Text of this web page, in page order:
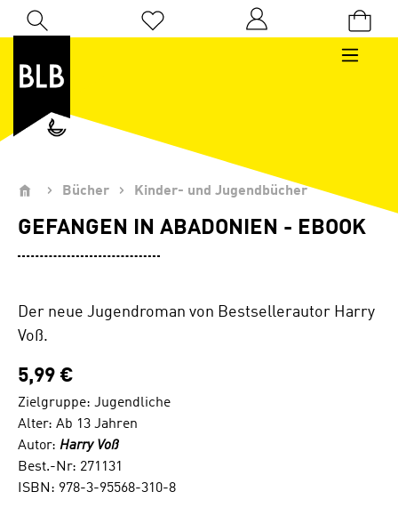
Zum Hauptinhalt springen
Du hast 0 Produkte auf dem Merkzettel
Bücher Kinder- und Jugendbücher
GEFANGEN IN ABADONIEN - EBOOK
Der neue Jugendroman von Bestsellerautor Harry
Voß.
5,99 €
Zielgruppe: Jugendliche
Alter: Ab 13 Jahren
Autor: Harry Voß
Best.-Nr: 271131
ISBN: 978-3-95568-310-8